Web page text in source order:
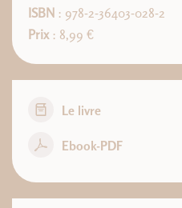
ISBN : 978-2-36403-028-2
Prix: 8,99 €
Le livre
Ebook-PDF